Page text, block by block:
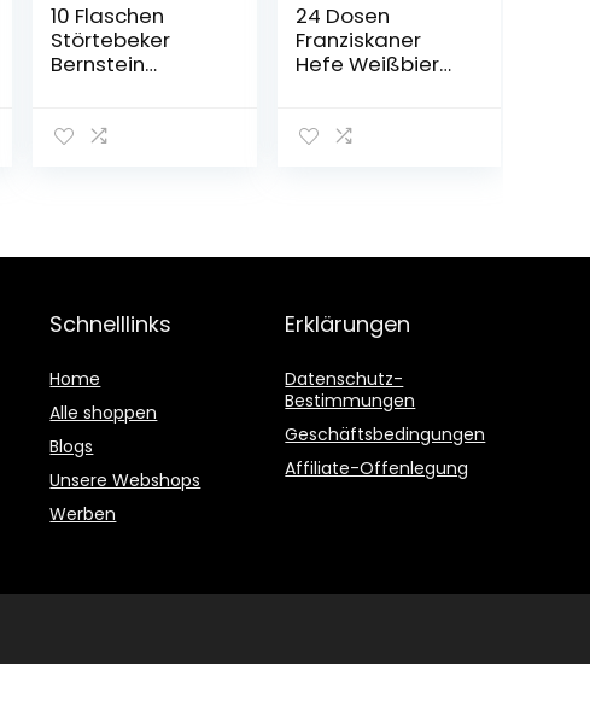
10 Flaschen
Störtebeker
Bernstein
n 5,3% Vol.inc.
24 Dosen
Franziskaner
Hefe Weißbier
6.00€ EINWEG
Schnelllinks
Home
Alle shoppen
Blogs
Unsere Webshops
Werben
Erklärungen
Datenschutz-
Bestimmungen
Geschäftsbedingungen
Affiliate-Offenlegung